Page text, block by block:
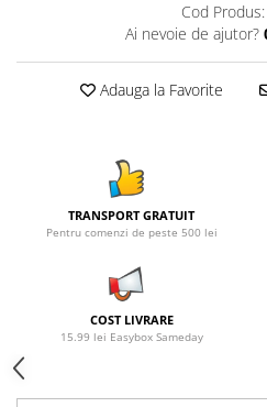
Cod Produs:
Ai nevoie de ajutor?
Adauga la Favorite
TRANSPORT GRATUIT
Pentru comenzi de peste 500 lei
COST LIVRARE
15.99 lei Easybox Sameday